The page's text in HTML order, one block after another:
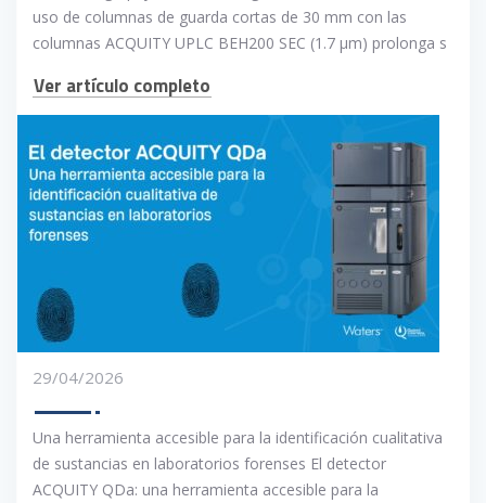
uso de columnas de guarda cortas de 30 mm con las
columnas ACQUITY UPLC BEH200 SEC (1.7 μm) prolonga s
Ver artículo completo
29/04/2026
Una herramienta accesible para la identificación cualitativa
de sustancias en laboratorios forenses El detector
ACQUITY QDa: una herramienta accesible para la